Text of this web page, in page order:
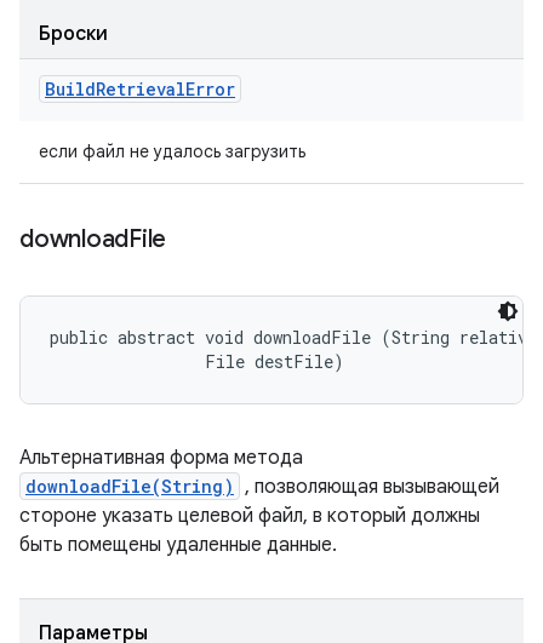
Броски
BuildRetrievalError
если файл не удалось загрузить
downloadFile
public abstract void downloadFile (String
                File destFile)
Альтернативная форма метода
downloadFile(String) , позволяющая вызывающей
стороне указать целевой файл, в который должны
быть помещены удаленные данные.
Параметры